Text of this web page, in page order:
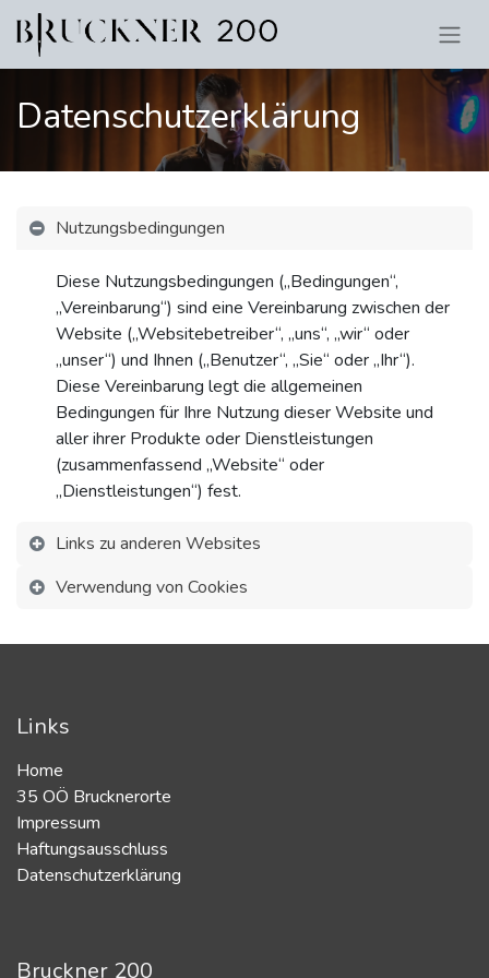
Datenschutzerklärung
Nutzungsbedingungen
Diese Nutzungsbedingungen („Bedingungen“,
„Vereinbarung“) sind eine Vereinbarung zwischen der
Website („Websitebetreiber“, „uns“, „wir“ oder
„unser“) und Ihnen („Benutzer“, „Sie“ oder „Ihr“).
Diese Vereinbarung legt die allgemeinen
Bedingungen für Ihre Nutzung dieser Website und
aller ihrer Produkte oder Dienstleistungen
(zusammenfassend „Website“ oder
„Dienstleistungen“) fest.
Links zu anderen Websites
Verwendung von Cookies
Links
Home
35 OÖ Brucknerorte
Impressum
Haftungsausschluss
Datenschutzerklärung
Bruckner 200